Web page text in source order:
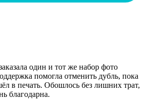
один и тот же набор фото
помогла отменить дубль, пока
в печать. Обошлось без лишних трат,
благодарна.